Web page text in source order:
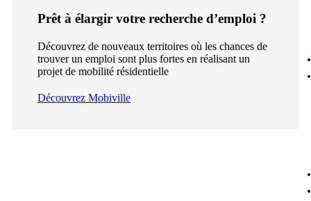
Prêt à élargir votre recherche d’emploi ?
Découvrez de nouveaux territoires où les chances de
trouver un emploi sont plus fortes en réalisant un
projet de mobilité résidentielle
Découvrez Mobiville